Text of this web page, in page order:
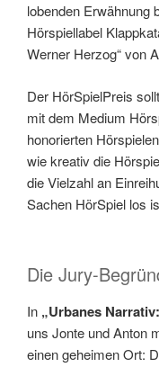
lobenden Erwähnung
Hörspiellabel
Werner Herzog“ von
Der HörSpielPreis
mit dem Medium
honorierten
wie kreativ die
die Vielzahl an
Sachen HörSpiel los
Die Jury-
In „Urbanes
uns Jonte und Anton
einen geheimen Ort: